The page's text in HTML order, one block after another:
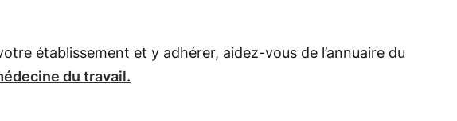
établissement et y adhérer, aidez-vous de l’annuaire du
du travail.